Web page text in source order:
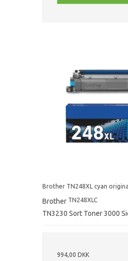
Brother TN248XL cyan
Brother TN248XLC
TN3230 Sort Toner 3000
994,00 DKK